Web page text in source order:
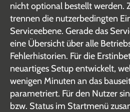
nicht optional bestellt werden.
trennen die nutzerbedingten
Serviceebene. Gerade das
eine Übersicht über alle
Fehlerhistorien. Für die
neuartiges Setup entwickelt,
wenigen Minuten an das
parametriert. Für den Nutzer
bzw. Status im Startmenü